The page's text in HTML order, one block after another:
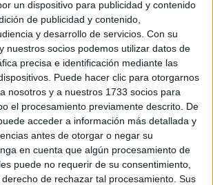
un dispositivo para publicidad y contenido
de publicidad y contenido,
y desarrollo de servicios. Con su
nuestros socios podemos utilizar datos de
precisa e identificación mediante las
Puede hacer clic para otorgarnos
nosotros y a nuestros 1733 socios para
el procesamiento previamente descrito. De
acceder a información más detallada y
antes de otorgar o negar su
en cuenta que algún procesamiento de
puede no requerir de su consentimiento,
de rechazar tal procesamiento. Sus
TOTALMENTE
GRATIS
ESTAR AL DÍA DE
NOVEDADES